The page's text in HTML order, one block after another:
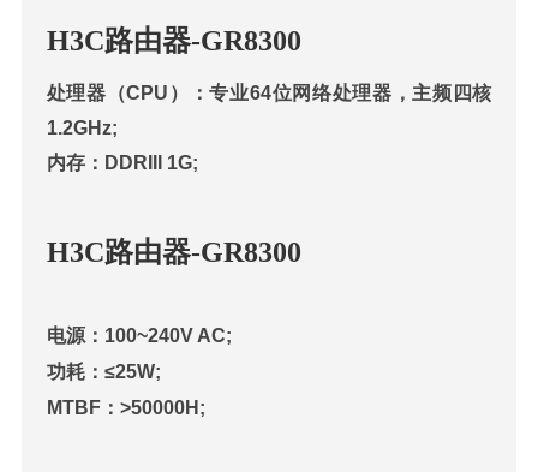
H3C路由器-GR8300
处理器（CPU）：专业64位网络处理器，主频四核
1.2GHz;
内存：DDRIII 1G;
H3C路由器-GR8300
电源：100~240V AC;
功耗：≤25W;
MTBF：>50000H;